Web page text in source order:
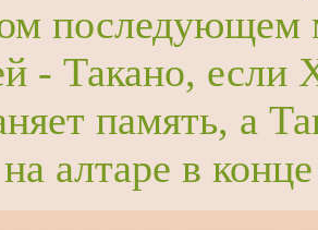
последующем
- Такано, если
память, а
алтаре в